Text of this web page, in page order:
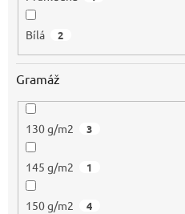
Bílá 2
Gramáž
130 g/m2 3
145 g/m2 1
150 g/m2 4